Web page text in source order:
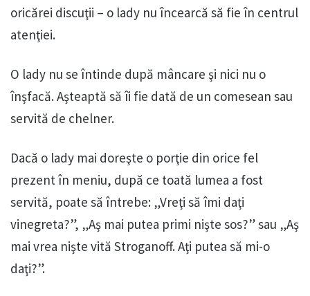
oricărei discuţii – o lady nu încearcă să fie în centrul
atenţiei.
O lady nu se întinde după mâncare şi nici nu o
înşfacă. Aşteaptă să îi fie dată de un comesean sau
servită de chelner.
Dacă o lady mai doreşte o porţie din orice fel
prezent în meniu, după ce toată lumea a fost
servită, poate să întrebe: „Vreţi să îmi daţi
vinegreta?”, „Aş mai putea primi nişte sos?” sau „Aş
mai vrea nişte vită Stroganoff. Aţi putea să mi-o
daţi?”.